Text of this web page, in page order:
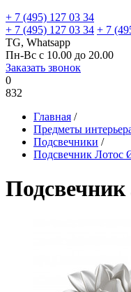
+ 7 (495) 127 03 34
+ 7 (495) 127 03 34 + 7
TG, Whatsapp
Пн-Вс с 10.00 до 20.00
Заказать звонок
0
832
Главная /
Предметы
Подсвечники /
Подсвечник Лотос